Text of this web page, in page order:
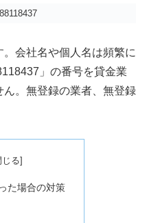
会社名や個人名は頻繁に
」の番号を貸金業
。無登録の業者、無登録
た場合の対策